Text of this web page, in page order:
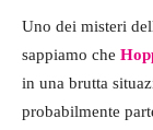
Uno dei misteri
sappiamo che
in una brutta
probabilmente